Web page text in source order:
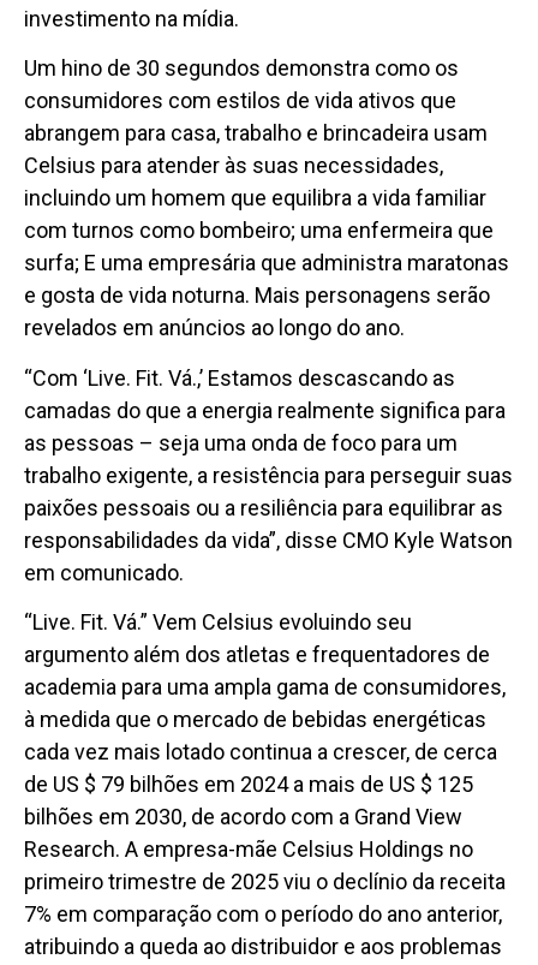
investimento na mídia.
Um hino de 30 segundos demonstra como os
consumidores com estilos de vida ativos que
abrangem para casa, trabalho e brincadeira usam
Celsius para atender às suas necessidades,
incluindo um homem que equilibra a vida familiar
com turnos como bombeiro; uma enfermeira que
surfa; E uma empresária que administra maratonas
e gosta de vida noturna. Mais personagens serão
revelados em anúncios ao longo do ano.
“Com ‘Live. Fit. Vá.,’ Estamos descascando as
camadas do que a energia realmente significa para
as pessoas – seja uma onda de foco para um
trabalho exigente, a resistência para perseguir suas
paixões pessoais ou a resiliência para equilibrar as
responsabilidades da vida”, disse CMO Kyle Watson
em comunicado.
“Live. Fit. Vá.” Vem Celsius evoluindo seu
argumento além dos atletas e frequentadores de
academia para uma ampla gama de consumidores,
à medida que o mercado de bebidas energéticas
cada vez mais lotado continua a crescer, de cerca
de US $ 79 bilhões em 2024 a mais de US $ 125
bilhões em 2030, de acordo com a Grand View
Research. A empresa-mãe Celsius Holdings no
primeiro trimestre de 2025 viu o declínio da receita
7% em comparação com o período do ano anterior,
atribuindo a queda ao distribuidor e aos problemas